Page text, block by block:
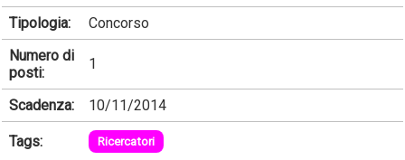
Tipologia:
Concorso
Numero di
posti:
1
Scadenza: 10/11/2014
Tags: Ricercatori